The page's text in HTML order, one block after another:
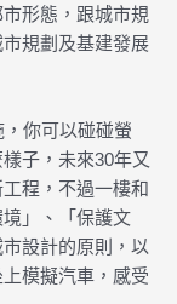
形態，跟城市規
規劃及基建發展
你可以碰碰螢
子，未來30年又
程，不過一樓和
」、「保護文
設計的原則，以
模擬汽車，感受